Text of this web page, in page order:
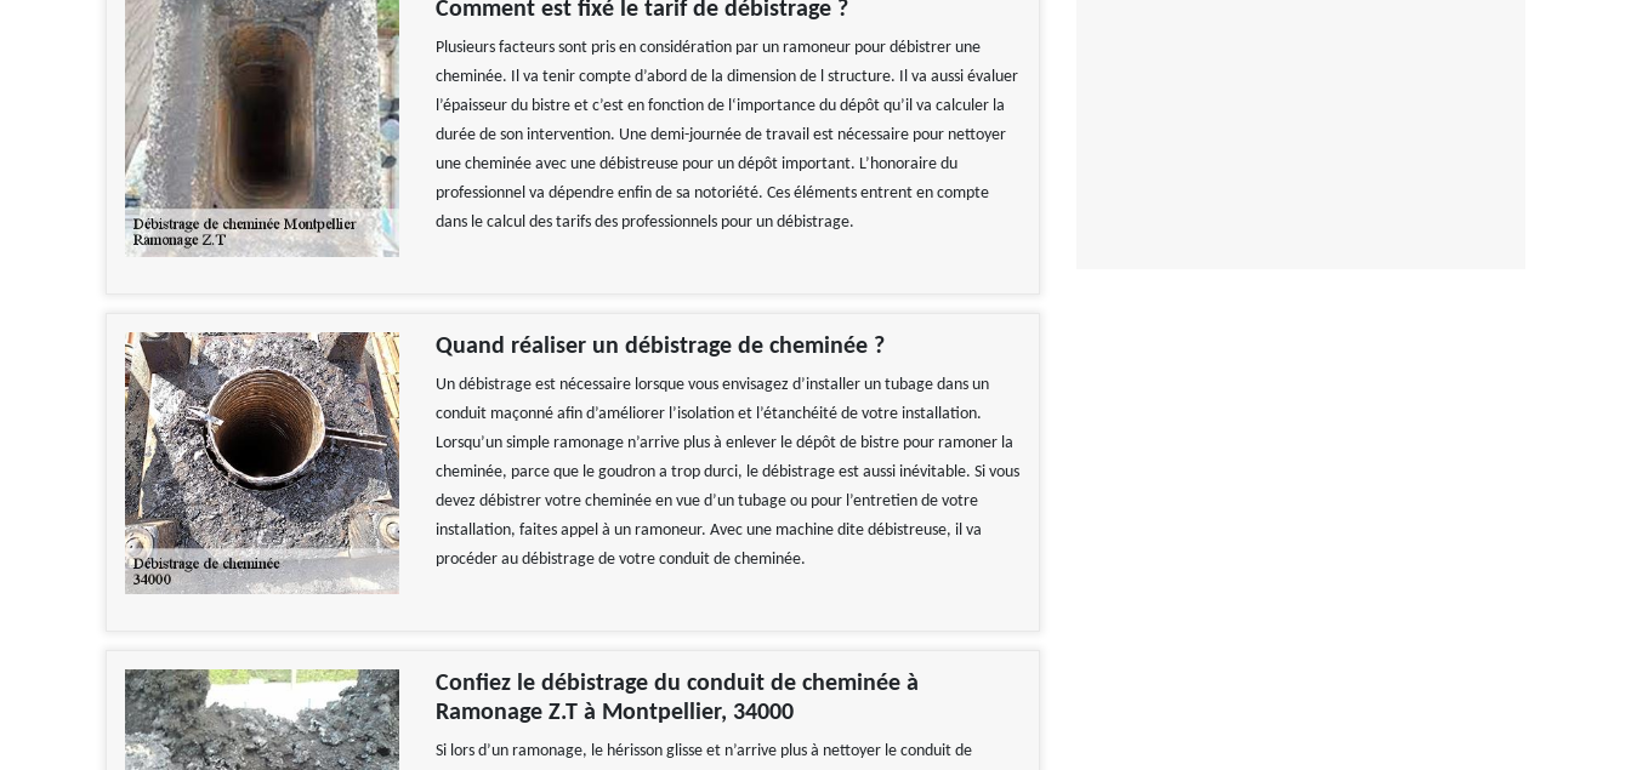
Comment est fixé le tarif de débistrage ?
Plusieurs facteurs sont pris en considération par un ramoneur pour débistrer une
cheminée. Il va tenir compte d’abord de la dimension de l structure. Il va aussi évaluer
l’épaisseur du bistre et c’est en fonction de l‘importance du dépôt qu’il va calculer la
durée de son intervention. Une demi-journée de travail est nécessaire pour nettoyer
une cheminée avec une débistreuse pour un dépôt important. L’honoraire du
professionnel va dépendre enfin de sa notoriété. Ces éléments entrent en compte
dans le calcul des tarifs des professionnels pour un débistrage.
Quand réaliser un débistrage de cheminée ?
Un débistrage est nécessaire lorsque vous envisagez d’installer un tubage dans un
conduit maçonné afin d’améliorer l’isolation et l’étanchéité de votre installation.
Lorsqu’un simple ramonage n’arrive plus à enlever le dépôt de bistre pour ramoner la
cheminée, parce que le goudron a trop durci, le débistrage est aussi inévitable. Si vous
devez débistrer votre cheminée en vue d’un tubage ou pour l’entretien de votre
installation, faites appel à un ramoneur. Avec une machine dite débistreuse, il va
procéder au débistrage de votre conduit de cheminée.
Confiez le débistrage du conduit de cheminée à
Ramonage Z.T à Montpellier, 34000
Si lors d’un ramonage, le hérisson glisse et n’arrive plus à nettoyer le conduit de